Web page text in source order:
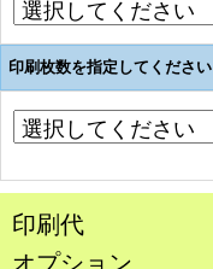
印刷枚数を指定してください
印刷代
オプション